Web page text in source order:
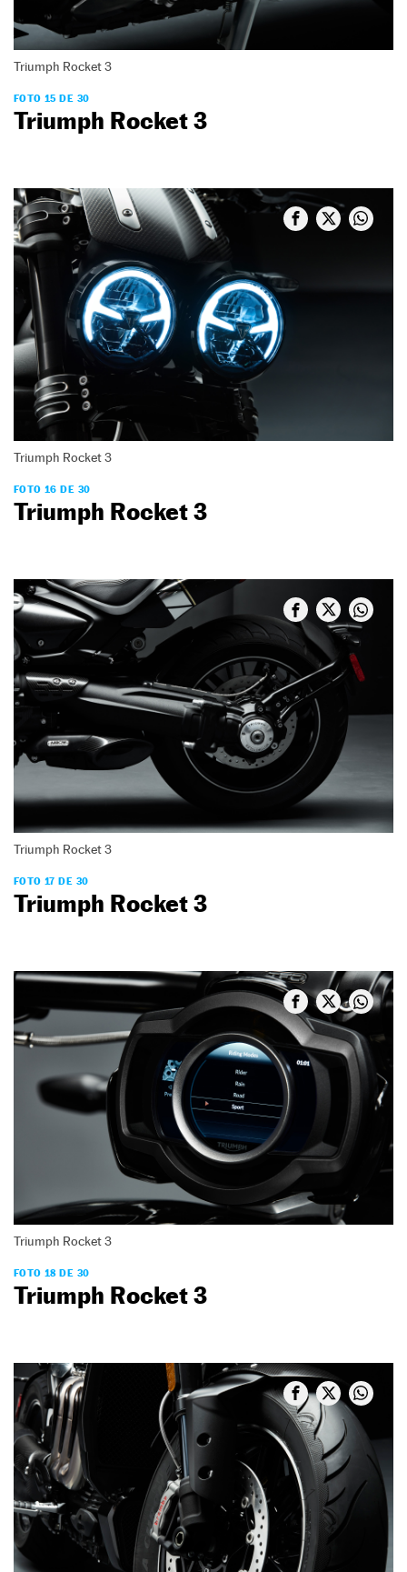
Triumph Rocket 3
FOTO 15 DE 30
Triumph Rocket 3
Triumph Rocket 3
FOTO 16 DE 30
Triumph Rocket 3
Triumph Rocket 3
FOTO 17 DE 30
Triumph Rocket 3
Triumph Rocket 3
FOTO 18 DE 30
Triumph Rocket 3